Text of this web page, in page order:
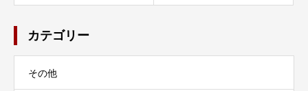
カテゴリー
その他